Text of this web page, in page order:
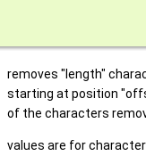
removes "length"
starting at position
of the characters
values are for